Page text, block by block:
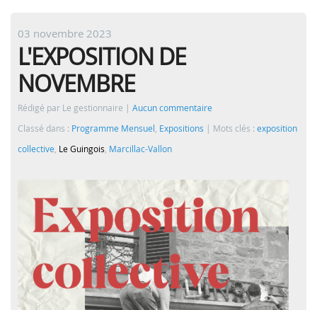
03 novembre 2023
L'EXPOSITION DE
NOVEMBRE
Rédigé par Le gestionnaire
Aucun commentaire
Classé dans : Programme Mensuel Expositions Mots clés : exposition
collective Le Guingois Marcillac-Vallon